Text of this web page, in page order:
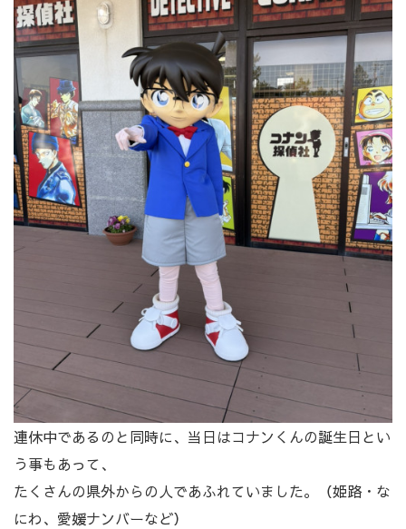
連休中であるのと同時に、当日はコナンくんの誕生日とい
う事もあって、
たくさんの県外からの人であふれていました。（姫路・な
にわ、愛媛ナンバーなど）